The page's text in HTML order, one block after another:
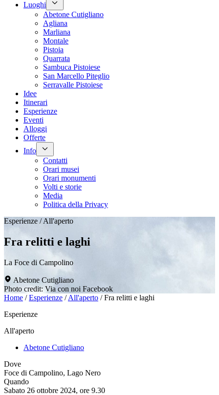
Luoghi
Abetone Cutigliano
Agliana
Marliana
Montale
Pistoia
Quarrata
Sambuca Pistoiese
San Marcello Piteglio
Serravalle Pistoiese
Idee
Itinerari
Esperienze
Eventi
Alloggi
Offerte
Info
Contatti
Orari musei
Orari monumenti
Volti e storie
Media
Politica della Privacy
Esperienze / All'aperto
Fra relitti e laghi
La Foce di Campolino
Abetone Cutigliano
Photo credit: Via con noi Facebook
Home /Esperienze /All'aperto /Fra relitti e laghi
Esperienze
All'aperto
Abetone Cutigliano
Dove
Foce di Campolino, Lago Nero
Quando
Sabato 26 ottobre 2024, ore 9.30